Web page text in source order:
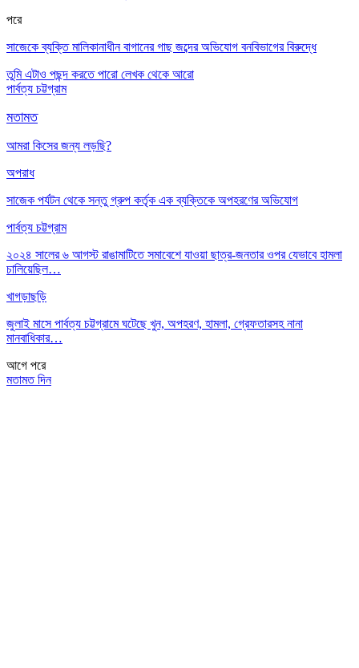
পরে
সাজেকে ব্যক্তি মালিকানাধীন বাগানের গাছ জব্দের অভিযোগ বনবিভাগের বিরুদ্ধে
তুমি এটাও পছন্দ করতে পারো লেখক থেকে আরো
পার্বত্য চট্টগ্রাম
মতামত
আমরা কিসের জন্য লড়ছি?
অপরাধ
সাজেক পর্যটন থেকে সন্তু গ্রুপ কর্তৃক এক ব্যক্তিকে অপহরণের অভিযোগ
পার্বত্য চট্টগ্রাম
২০২৪ সালের ৬ আগস্ট রাঙামাটিতে সমাবেশে যাওয়া ছাত্র-জনতার ওপর যেভাবে হামলা
চালিয়েছিল…
খাগড়াছড়ি
জুলাই মাসে পার্বত্য চট্টগ্রামে ঘটেছে খুন, অপহরণ, হামলা, গ্রেফতারসহ নানা
মানবাধিকার…
আগে পরে
মতামত দিন